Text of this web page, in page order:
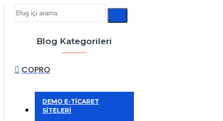
Blog Kategorileri
COPRO
DEMO E-TİCARET
SİTELERİ